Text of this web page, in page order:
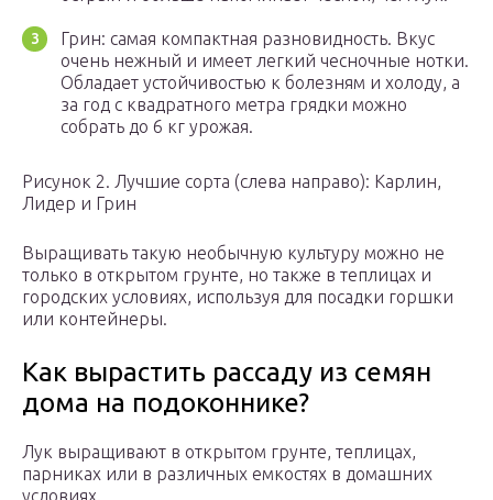
Грин: самая компактная разновидность. Вкус
очень нежный и имеет легкий чесночные нотки.
Обладает устойчивостью к болезням и холоду, а
за год с квадратного метра грядки можно
собрать до 6 кг урожая.
Рисунок 2. Лучшие сорта (слева направо): Карлин,
Лидер и Грин
Выращивать такую необычную культуру можно не
только в открытом грунте, но также в теплицах и
городских условиях, используя для посадки горшки
или контейнеры.
Как вырастить рассаду из семян
дома на подоконнике?
Лук выращивают в открытом грунте, теплицах,
парниках или в различных емкостях в домашних
условиях.